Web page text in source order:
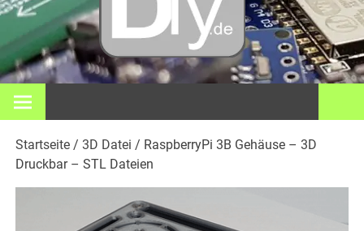
3D
und
Bei nerdiy.de dreht sich alles um Elektronik, Heimwerken, 3D-
Druck, Smart Home und viele andere technische Themen.
Startseite /3D Datei / RaspberryPi 3B Gehäuse – 3D
Druckbar – STL Dateien